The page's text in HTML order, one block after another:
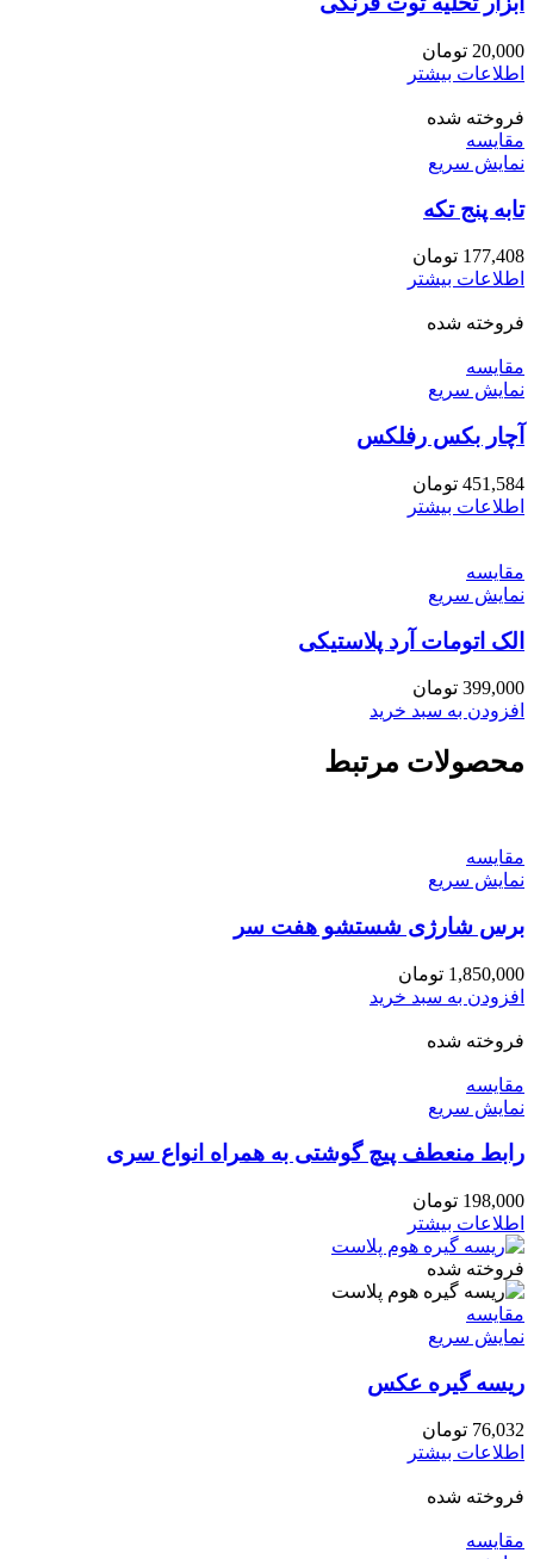
20,000 تومان
اطلاعات بیشتر
فروخته شده
مقايسه
نمایش سریع
تابه پنج تکه
177,408 تومان
اطلاعات بیشتر
فروخته شده
مقايسه
نمایش سریع
آچار بکس رفلکس
451,584 تومان
اطلاعات بیشتر
مقايسه
نمایش سریع
الک اتومات آرد پلاستیکی
399,000 تومان
افزودن به سبد خرید
محصولات مرتبط
مقايسه
نمایش سریع
برس شارژی شستشو هفت سر
1,850,000 تومان
افزودن به سبد خرید
فروخته شده
مقايسه
نمایش سریع
رابط منعطف پیچ گوشتی به همراه انواع سری
198,000 تومان
اطلاعات بیشتر
فروخته شده
مقايسه
نمایش سریع
ریسه گیره عکس
76,032 تومان
اطلاعات بیشتر
فروخته شده
مقايسه